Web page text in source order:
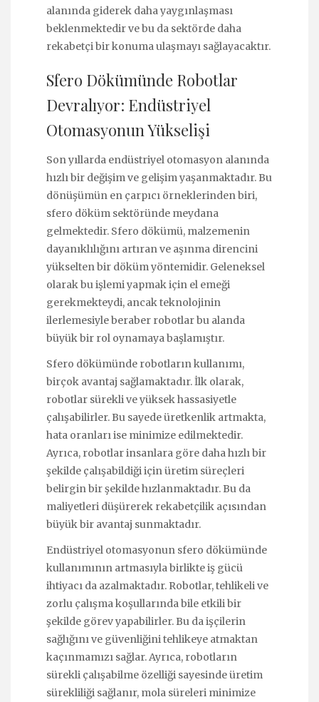
alanında giderek daha yaygınlaşması
beklenmektedir ve bu da sektörde daha
rekabetçi bir konuma ulaşmayı sağlayacaktır.
Sfero Dökümünde Robotlar
Devralıyor: Endüstriyel
Otomasyonun Yükselişi
Son yıllarda endüstriyel otomasyon alanında
hızlı bir değişim ve gelişim yaşanmaktadır. Bu
dönüşümün en çarpıcı örneklerinden biri,
sfero döküm sektöründe meydana
gelmektedir. Sfero dökümü, malzemenin
dayanıklılığını artıran ve aşınma direncini
yükselten bir döküm yöntemidir. Geleneksel
olarak bu işlemi yapmak için el emeği
gerekmekteydi, ancak teknolojinin
ilerlemesiyle beraber robotlar bu alanda
büyük bir rol oynamaya başlamıştır.
Sfero dökümünde robotların kullanımı,
birçok avantaj sağlamaktadır. İlk olarak,
robotlar sürekli ve yüksek hassasiyetle
çalışabilirler. Bu sayede üretkenlik artmakta,
hata oranları ise minimize edilmektedir.
Ayrıca, robotlar insanlara göre daha hızlı bir
şekilde çalışabildiği için üretim süreçleri
belirgin bir şekilde hızlanmaktadır. Bu da
maliyetleri düşürerek rekabetçilik açısından
büyük bir avantaj sunmaktadır.
Endüstriyel otomasyonun sfero dökümünde
kullanımının artmasıyla birlikte iş gücü
ihtiyacı da azalmaktadır. Robotlar, tehlikeli ve
zorlu çalışma koşullarında bile etkili bir
şekilde görev yapabilirler. Bu da işçilerin
sağlığını ve güvenliğini tehlikeye atmaktan
kaçınmamızı sağlar. Ayrıca, robotların
sürekli çalışabilme özelliği sayesinde üretim
sürekliliği sağlanır, mola süreleri minimize